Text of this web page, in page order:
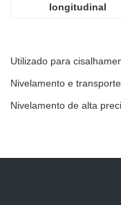
longitudinal